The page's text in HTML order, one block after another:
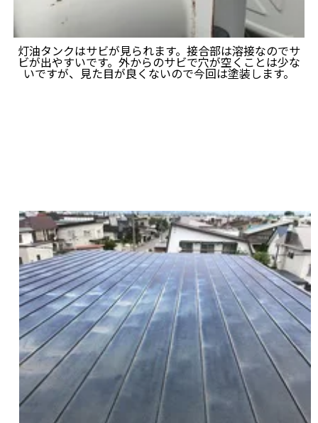
灯油タンクはサビが見られます。接合部は溶接なのでサ
ビが出やすいです。外からのサビで穴が空くことは少な
いですが、見た目が良くないので今回は塗装します。